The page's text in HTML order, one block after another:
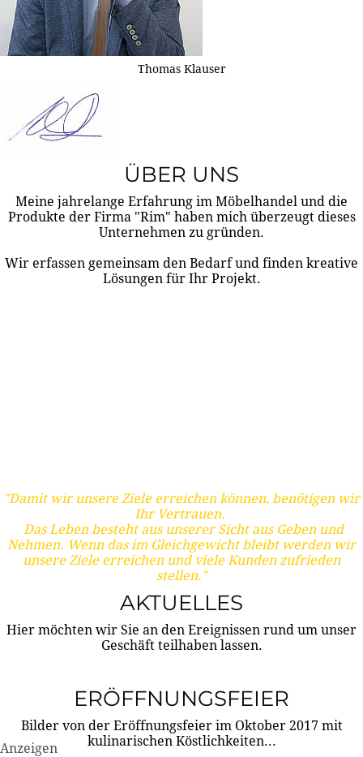
Thomas Klauser
ÜBER UNS
Meine jahrelange Erfahrung im Möbelhandel und die
Produkte der Firma "Rim" haben mich überzeugt dieses
Unternehmen zu gründen.
Wir erfassen gemeinsam den Bedarf und finden kreative
Lösungen für Ihr Projekt.
"Damit wir unsere Ziele erreichen können, benötigen wir
Ihr Vertrauen.
Das Leben besteht aus unserer Sicht aus Geben und
Nehmen. Wenn das im Gleichgewicht bleibt werden wir
unsere Ziele erreichen und viele Kunden zufrieden
stellen."
AKTUELLES
Hier möchten wir Sie an den Ereignissen rund um unser
Geschäft teilhaben lassen.
ERÖFFNUNGSFEIER
Bilder von der Eröffnungsfeier im Oktober 2017 mit
kulinarischen Köstlichkeiten...
Anzeigen